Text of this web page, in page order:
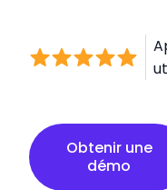
Obtenir une
démo